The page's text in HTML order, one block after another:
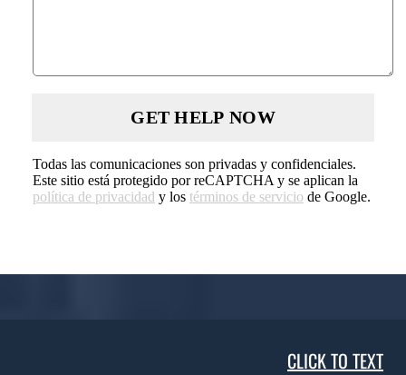
Todas las comunicaciones son privadas y confidenciales.
Este sitio está protegido por reCAPTCHA y se aplican la
política de privacidad y los términos de servicio de Google.
CLICK TO TEXT